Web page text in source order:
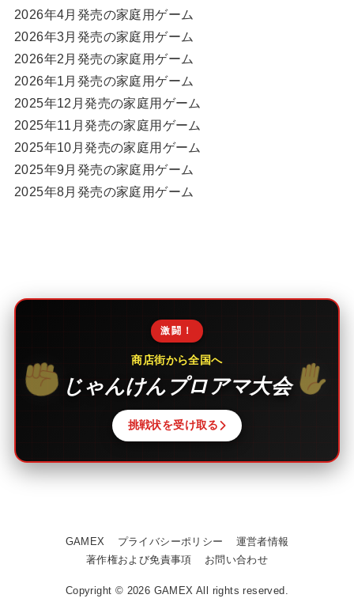
2026年4月発売の家庭用ゲーム
2026年3月発売の家庭用ゲーム
2026年2月発売の家庭用ゲーム
2026年1月発売の家庭用ゲーム
2025年12月発売の家庭用ゲーム
2025年11月発売の家庭用ゲーム
2025年10月発売の家庭用ゲーム
2025年9月発売の家庭用ゲーム
2025年8月発売の家庭用ゲーム
激闘！
商店街から全国へ
じゃんけんプロアマ大会
挑戦状を受け取る
GAMEX プライバシーポリシー
運営者情報
著作権および免責事項
お問い合わせ
Copyright © 2026 GAMEX All rights reserved.